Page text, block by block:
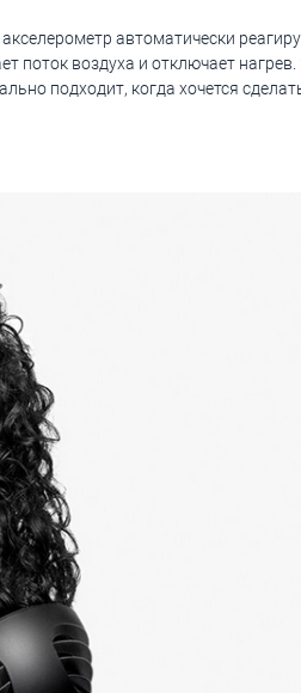
автоматически
поток воздуха и отключает
подходит, когда хочется